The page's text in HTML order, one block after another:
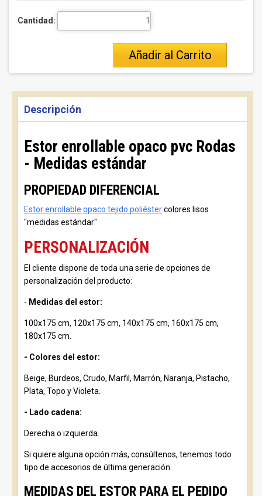
Cantidad:
Añadir al Carrito
Descripción
Estor enrollable opaco pvc Rodas
- Medidas estándar
PROPIEDAD DIFERENCIAL
Estor enrollable opaco tejido poliéstercolores lisos
"medidas estándar"
PERSONALIZACIÓN
El cliente dispone de toda una serie de opciones de
personalización del producto:
- Medidas del estor:
100x175 cm, 120x175 cm, 140x175 cm, 160x175 cm,
180x175 cm.
- Colores del estor:
Beige, Burdeos, Crudo, Marfil, Marrón, Naranja, Pistacho,
Plata, Topo y Violeta.
- Lado cadena:
Derecha o izquierda.
Si quiere alguna opción más, consúltenos, tenemos todo
tipo de accesorios de última generación.
MEDIDAS DEL ESTOR PARA EL PEDIDO